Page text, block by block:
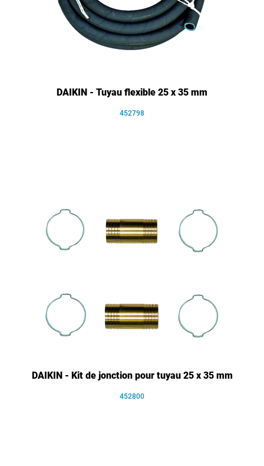
DAIKIN - Tuyau flexible 25 x 35 mm
452798
DAIKIN - Kit de jonction pour tuyau 25 x 35 mm
452800